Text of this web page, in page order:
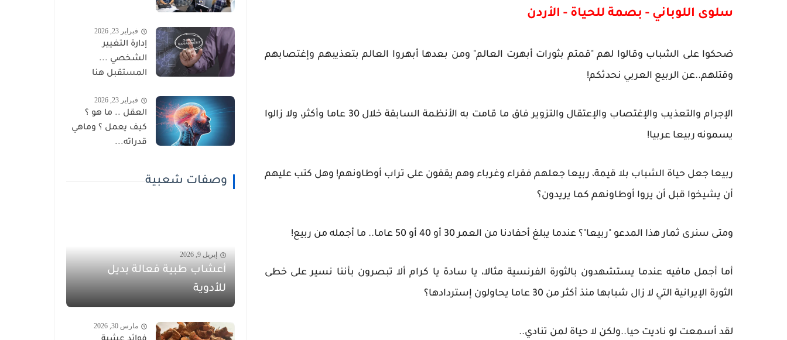
سلوى اللوباني - بصمة للحياة - الأردن
ضحكوا على الشباب وقالوا لهم "قمتم بثورات أبهرت العالم" ومن بعدها أبهروا العالم بتعذيبهم وإغتصابهم
وقتلهم..عن الربيع العربي نحدثكم!
الإجرام والتعذيب والإغتصاب والإعتقال والتزوير فاق ما قامت به الأنظمة السابقة خلال 30 عاما وأكثر، ولا زالوا
يسمونه ربيعا عربيا!
ربيعا جعل حياة الشباب بلا قيمة، ربيعا جعلهم فقراء وغرباء وهم يقفون على تراب أوطاونهم! وهل كتب عليهم
أن يشيخوا قبل أن يروا أوطاونهم كما يريدون؟
ومتى سنرى ثمار هذا المدعو "ربيعا"؟ عندما يبلغ أحفادنا من العمر 30 أو 40 أو 50 عاما.. ما أجمله من ربيع!
أما أجمل مافيه عندما يستشهدون بالثورة الفرنسية مثالا، يا سادة يا كرام ألا تبصرون بأننا نسير على خطى
الثورة الإيرانية التي لا زال شبابها منذ أكثر من 30 عاما يحاولون إستردادها؟
لقد أسمعت لو ناديت حيا..ولكن لا حياة لمن تنادي..
فبراير 23, 2026
إدارة التغيير
الشخصي ...
المستقبل هنا
فبراير 23, 2026
العقل .. ما هو ؟
كيف يعمل ؟ وماهي
قدراته...
وصفات شعبية
إبريل 9, 2026
أعشاب طبية فعالة بديل
للأدوية
مارس 30, 2026